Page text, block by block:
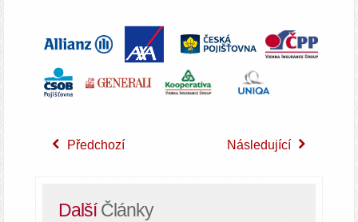
Předchozí Následující
DalšíČlánky